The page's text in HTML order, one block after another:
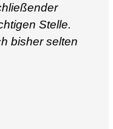
Stelle.
bisher selten